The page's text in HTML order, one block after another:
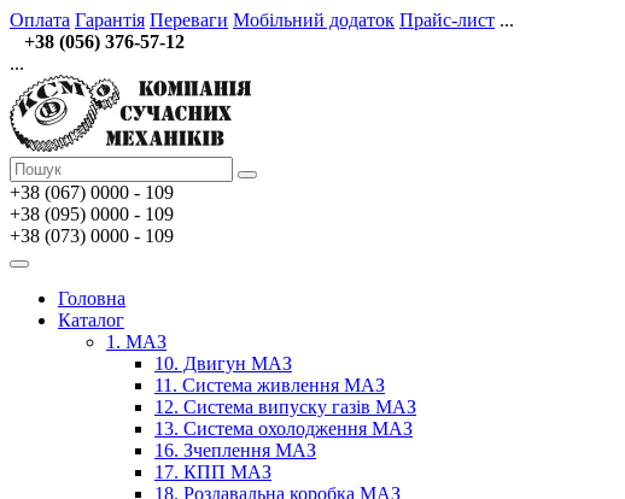
Оплата Гарантія Переваги Мобільний додаток Прайс-лист ...
+38 (056) 376-57-12
...
+38 (067) 0000 - 109
+38 (095) 0000 - 109
+38 (073) 0000 - 109
Головна
Каталог
1. МАЗ
10. Двигун МАЗ
11. Система живлення МАЗ
12. Система випуску газів МАЗ
13. Система охолодження МАЗ
16. Зчеплення МАЗ
17. КПП МАЗ
18. Роздавальна коробка МАЗ